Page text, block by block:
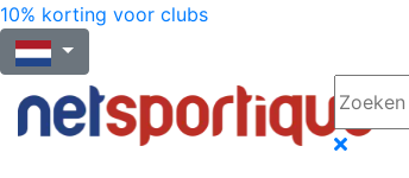
10% korting voor clubs